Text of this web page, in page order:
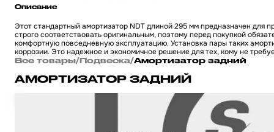
Описание
Этот стандартный амортизатор NDT длиной 295 мм предназначен
строго соответствовать оригинальным, поэтому перед покупкой
комфортную повседневную эксплуатацию. Установка пары таких
коррозии. Это надежное и экономичное решение для тех, кому не
Все товары/Подвеска/Амортизатор задний
АМОРТИЗАТОР ЗАДНИЙ
Амортизатор на китайский 4Т мотоцикл / скутер GY6, HONDA DIO /